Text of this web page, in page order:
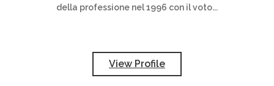
della professione nel 1996 con il voto...
View Profile